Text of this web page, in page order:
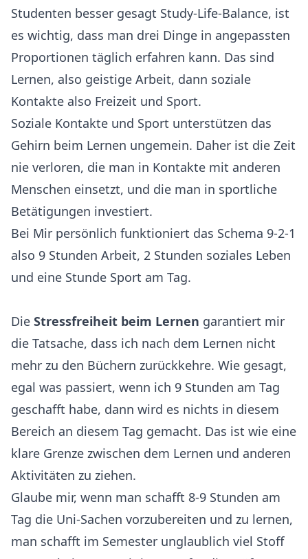
Studenten besser gesagt Study-Life-Balance, ist
es wichtig, dass man drei Dinge in angepassten
Proportionen täglich erfahren kann. Das sind
Lernen, also geistige Arbeit, dann soziale
Kontakte also Freizeit und Sport.
Soziale Kontakte und Sport unterstützen das
Gehirn beim Lernen ungemein. Daher ist die Zeit
nie verloren, die man in Kontakte mit anderen
Menschen einsetzt, und die man in sportliche
Betätigungen investiert.
Bei Mir persönlich funktioniert das Schema 9-2-1
also 9 Stunden Arbeit, 2 Stunden soziales Leben
und eine Stunde Sport am Tag.
Die Stressfreiheit beim Lernen garantiert mir
die Tatsache, dass ich nach dem Lernen nicht
mehr zu den Büchern zurückkehre. Wie gesagt,
egal was passiert, wenn ich 9 Stunden am Tag
geschafft habe, dann wird es nichts in diesem
Bereich an diesem Tag gemacht. Das ist wie eine
klare Grenze zwischen dem Lernen und anderen
Aktivitäten zu ziehen.
Glaube mir, wenn man schafft 8-9 Stunden am
Tag die Uni-Sachen vorzubereiten und zu lernen,
man schafft im Semester unglaublich viel Stoff